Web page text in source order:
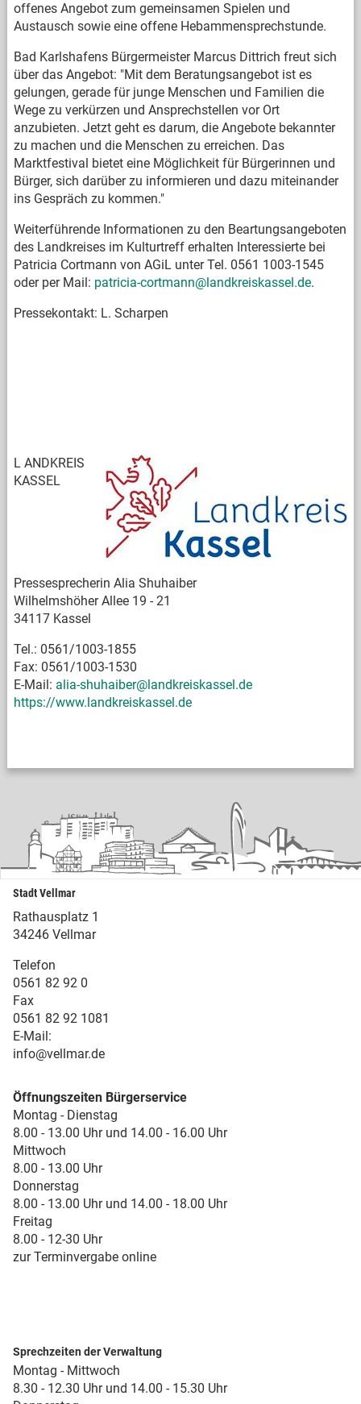
offenes Angebot zum gemeinsamen Spielen und
Austausch sowie eine offene Hebammensprechstunde.
Bad Karlshafens Bürgermeister Marcus Dittrich freut sich
über das Angebot: "Mit dem Beratungsangebot ist es
gelungen, gerade für junge Menschen und Familien die
Wege zu verkürzen und Ansprechstellen vor Ort
anzubieten. Jetzt geht es darum, die Angebote bekannter
zu machen und die Menschen zu erreichen. Das
Marktfestival bietet eine Möglichkeit für Bürgerinnen und
Bürger, sich darüber zu informieren und dazu miteinander
ins Gespräch zu kommen."
Weiterführende Informationen zu den Beartungsangeboten
des Landkreises im Kulturtreff erhalten Interessierte bei
Patricia Cortmann von AGiL unter Tel. 0561 1003-1545
oder per Mail: patricia-cortmann@landkreiskassel.de.
Pressekontakt: L. Scharpen
L ANDKREIS
KASSEL
Pressesprecherin Alia Shuhaiber
Wilhelmshöher Allee 19 - 21
34117 Kassel
Tel.: 0561/1003-1855
Fax: 0561/1003-1530
E-Mail: alia-shuhaiber@landkreiskassel.de
https://www.landkreiskassel.de
Stadt Vellmar
Rathausplatz 1
34246 Vellmar
Telefon
0561 82 92 0
Fax
0561 82 92 1081
E-Mail:
info@vellmar.de
Öffnungszeiten Bürgerservice
Montag - Dienstag
8.00 - 13.00 Uhr und 14.00 - 16.00 Uhr
Mittwoch
8.00 - 13.00 Uhr
Donnerstag
8.00 - 13.00 Uhr und 14.00 - 18.00 Uhr
Freitag
8.00 - 12-30 Uhr
zur Terminvergabe online
Sprechzeiten der Verwaltung
Montag - Mittwoch
8.30 - 12.30 Uhr und 14.00 - 15.30 Uhr